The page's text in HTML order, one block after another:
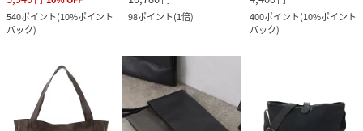
540ポイント(10%ポイント
バック)
98ポイント(1倍)
400ポイント(10%ポイント
バック)